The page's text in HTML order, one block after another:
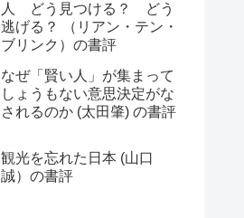
人 どう見つける？ どう
逃げる？ （リアン・テン・
ブリンク）の書評
なぜ「賢い人」が集まって
しょうもない意思決定がな
されるのか (太田肇) の書評
観光を忘れた日本 (山口
誠）の書評